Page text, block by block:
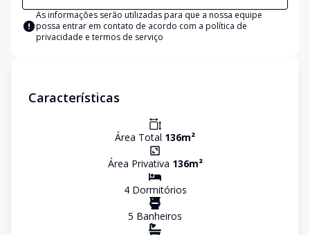
As informações serão utilizadas para que a nossa equipe
possa entrar em contato de acordo com a política de
privacidade e termos de serviço
Características
Área Total 136m²
Área Privativa 136m²
4Dormitórios
5 Banheiros